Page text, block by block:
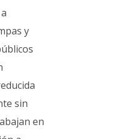
y
sin
en